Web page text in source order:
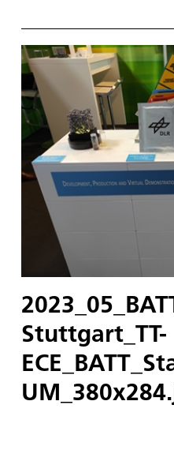
Stuttgart_TT-